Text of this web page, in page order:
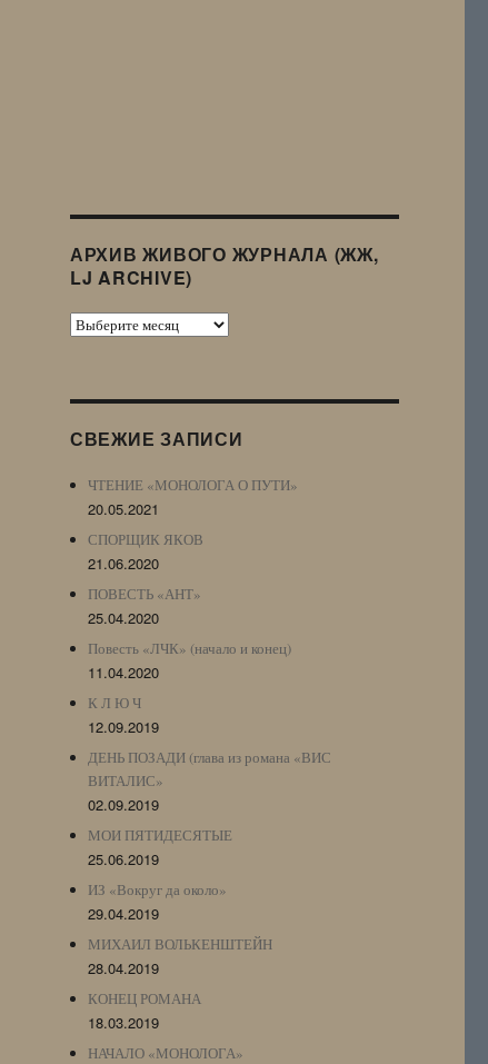
АРХИВ ЖИВОГО ЖУРНАЛА (ЖЖ,
LJ ARCHIVE)
Архив
Archive)
СВЕЖИЕ ЗАПИСИ
ЧТЕНИЕ «МОНОЛОГА О ПУТИ»
20.05.2021
СПОРЩИК ЯКОВ
21.06.2020
ПОВЕСТЬ «АНТ»
25.04.2020
Повесть «ЛЧК» (начало и конец)
11.04.2020
К Л Ю Ч
12.09.2019
ДЕНЬ ПОЗАДИ (глава из романа «ВИС
ВИТАЛИС»
02.09.2019
МОИ ПЯТИДЕСЯТЫЕ
25.06.2019
ИЗ «Вокруг да около»
29.04.2019
МИХАИЛ ВОЛЬКЕНШТЕЙН
28.04.2019
КОНЕЦ РОМАНА
18.03.2019
НАЧАЛО «МОНОЛОГА»